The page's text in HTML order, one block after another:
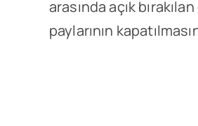
arasında açık
paylarının